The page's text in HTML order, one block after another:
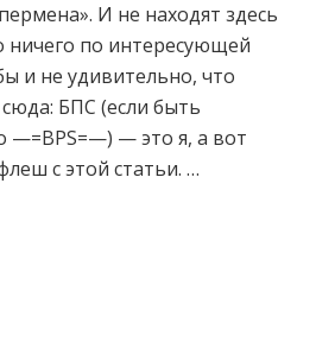
и
обзоры
И не находят здесь
ничего по интересующей
и не удивительно, что
БПС (если быть
—=BPS=—) — это я, а вот
с этой статьи. …